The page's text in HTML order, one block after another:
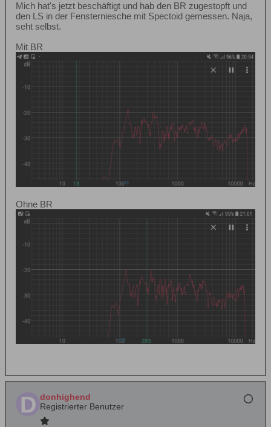
Mich hat's jetzt beschäftigt und hab den BR zugestopft und
den LS in der Fensterniesche mit Spectoid gemessen. Naja,
seht selbst.
Mit BR
Ohne BR
donhighend
Registrierter Benutzer